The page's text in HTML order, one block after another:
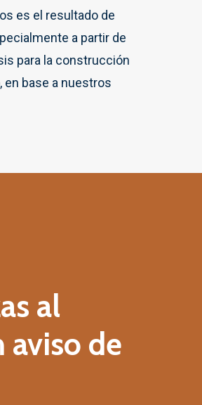
es el resultado de
a partir de
para la construcción
base a nuestros
al
aviso de